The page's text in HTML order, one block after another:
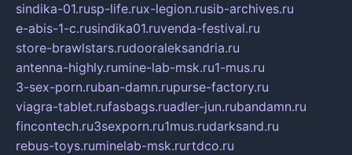
sindika-01.rusp-life.rux-legion.rusib-archives.ru
e-abis-1-c.rusindika01.ruvenda-festival.ru
store-brawlstars.rudooraleksandria.ru
antenna-highly.rumine-lab-msk.ru1-mus.ru
3-sex-porn.ruban-damn.rupurse-factory.ru
viagra-tablet.rufasbags.ruadler-jun.rubandamn.ru
fincontech.ru3sexporn.ru1mus.rudarksand.ru
rebus-toys.ruminelab-msk.rurtdco.ru